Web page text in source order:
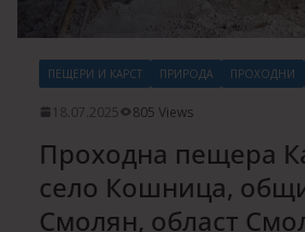
ПЕЩЕРИ И КАРСТ ПРИРОДА ПРОХОДНИ
18.07.2025 805 Views
Проходна пещера
село Кошница,
Смолян, област